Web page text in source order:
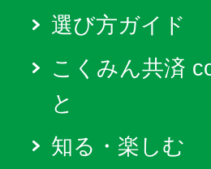
選び方ガイド
こくみん共済
と
知る・楽しむ